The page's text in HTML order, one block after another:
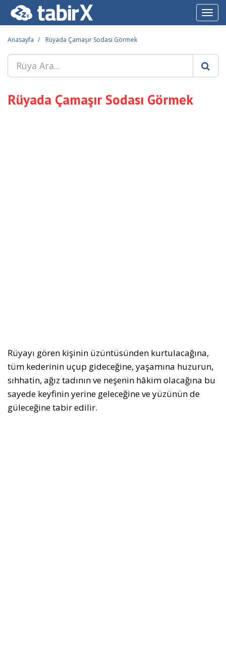
Anasayfa Rüyada Çamaşır Sodası Görmek
Rüyada Çamaşır Sodası Görmek
Rüyayı gören kişinin üzüntüsünden kurtulacağına,
tüm kederinin uçup gideceğine, yaşamına huzurun,
sıhhatin, ağız tadının ve neşenin hâkim olacağına bu
sayede keyfinin yerine geleceğine ve yüzünün de
güleceğine tabir edilir.